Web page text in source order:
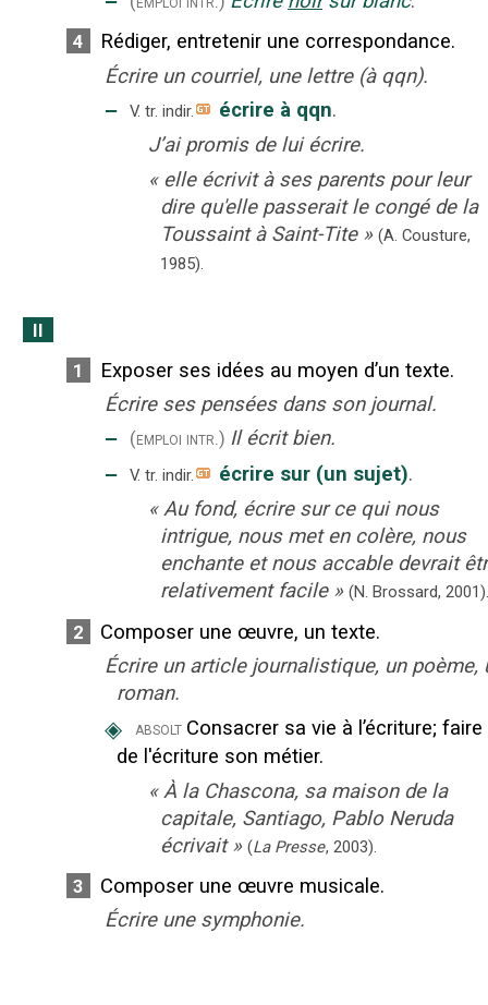
4
Rédiger, entretenir une correspondance.
Écrire un courriel, une lettre (à qqn).
‒ V. tr. indir. écrire à qqn.
J’ai promis de lui écrire.
« elle écrivit à ses parents pour leur
dire qu'elle passerait le congé de la
Toussaint à Saint-Tite » (A. Cousture,
1985).
II
1
Exposer ses idées au moyen d’un texte.
Écrire ses pensées dans son journal.
‒ (emploi intr.) Il écrit bien.
‒ V. tr. indir. écrire sur (un sujet).
« Au fond, écrire sur ce qui nous
intrigue, nous met en colère, nous
enchante et nous accable devrait
relativement facile » (N. Brossard, 2001).
2
Composer une œuvre, un texte.
Écrire un article journalistique, un poème,
roman.
◈ absolt Consacrer sa vie à l’écriture; faire
de l'écriture son métier.
« À la Chascona, sa maison de la
capitale, Santiago, Pablo Neruda
écrivait » (La Presse, 2003).
3
Composer une œuvre musicale.
Écrire une symphonie.